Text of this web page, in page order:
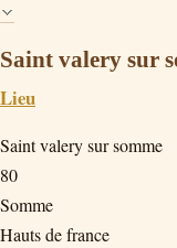
Saint valery sur
Lieu
Saint valery sur somme
80
Somme
Hauts de france